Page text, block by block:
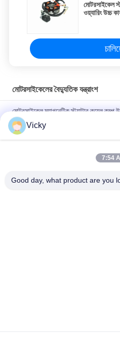
মোটরসাইকেল
ওয়্যারিং উচ্চ
মোটরসাইকেলের বৈদ্যুতিক যন্ত্রাংশ
মোটরসাইকেল ম্যাগনেটিক স্ট্যাটার কয়েল কম্প
যন্ত্রাংশ KRF
বি 2 বি ক্রেতাদের জন্য বৈদ্যুতিক
Vicky
7:54
Good day, what product are you